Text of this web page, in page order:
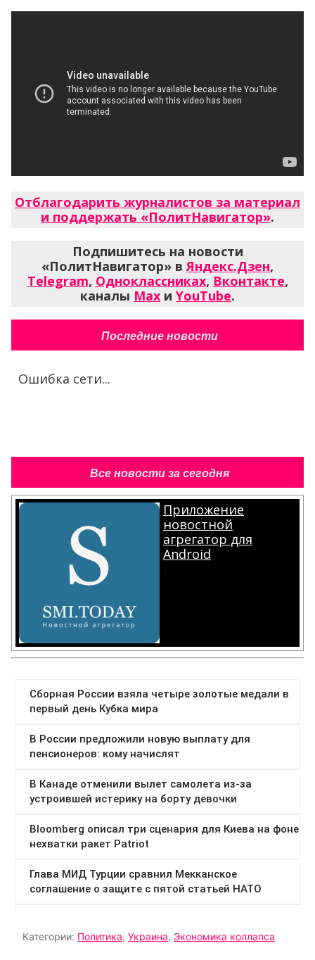
Отблагодарить журналистов за материал
и поддержать «ПолитНавигатор».
Подпишитесь на новости
«ПолитНавигатор» вЯндекс.Дзен,
Telegram, Одноклассниках, Вконтакте,
каналы Max и YouTube.
Последние новости
Ошибка сети...
Все новости за сегодня
Приложение
новостной
агрегатор для
Android
.
Категории: Политика, Украина, Экономика коллапса